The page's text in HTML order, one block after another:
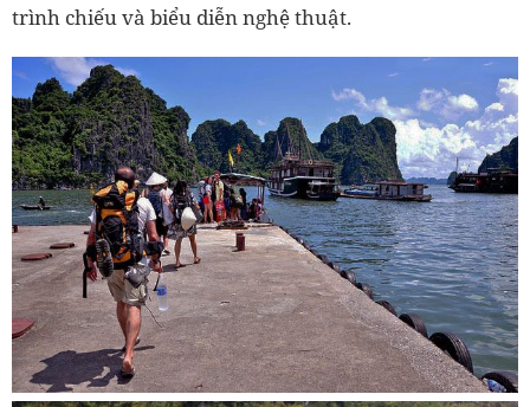
trình chiếu và biểu diễn nghệ thuật.